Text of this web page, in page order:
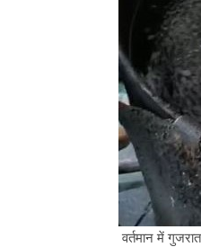
वर्तमान में